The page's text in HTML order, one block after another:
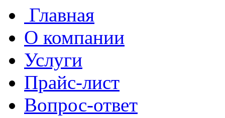
Главная
О компании
Услуги
Прайс-лист
Вопрос-ответ